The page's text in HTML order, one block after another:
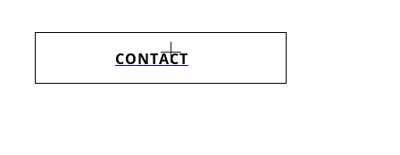
CONTACT